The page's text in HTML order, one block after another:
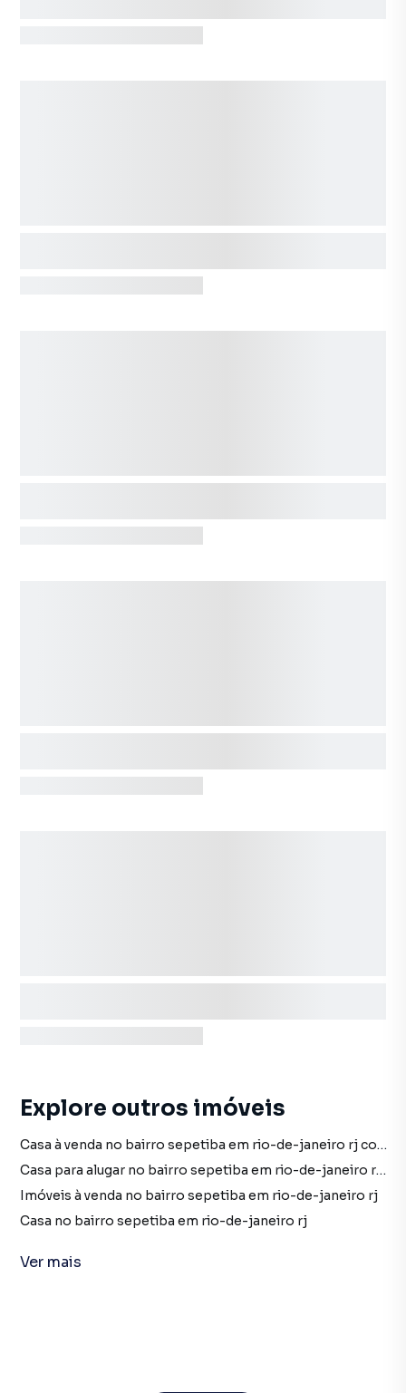
Explore outros imóveis
Casa à venda no bairro sepetiba em rio-de-janeiro rj com 1 dormitório
Casa para alugar no bairro sepetiba em rio-de-janeiro rj com 1 dormitório
Imóveis à venda no bairro sepetiba em rio-de-janeiro rj
Casa no bairro sepetiba em rio-de-janeiro rj
Casa para alugar em rio-de-janeiro rj
Ver mais